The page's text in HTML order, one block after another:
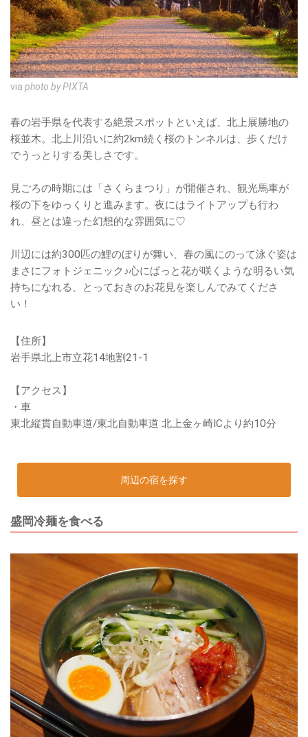
via photo by PIXTA
春の岩手県を代表する絶景スポットといえば、北上展勝地の
桜並木。北上川沿いに約2km続く桜のトンネルは、歩くだけ
でうっとりする美しさです。
見ごろの時期には「さくらまつり」が開催され、観光馬車が
桜の下をゆっくりと進みます。夜にはライトアップも行わ
れ、昼とは違った幻想的な雰囲気に♡
川辺には約300匹の鯉のぼりが舞い、春の風にのって泳ぐ姿は
まさにフォトジェニック♪心にぱっと花が咲くような明るい気
持ちになれる、とっておきのお花見を楽しんでみてくださ
い！
【住所】
岩手県北上市立花14地割21-1
【アクセス】
・車
東北縦貫自動車道/東北自動車道 北上金ヶ崎ICより約10分
周辺の宿を探す
盛岡冷麺を食べる